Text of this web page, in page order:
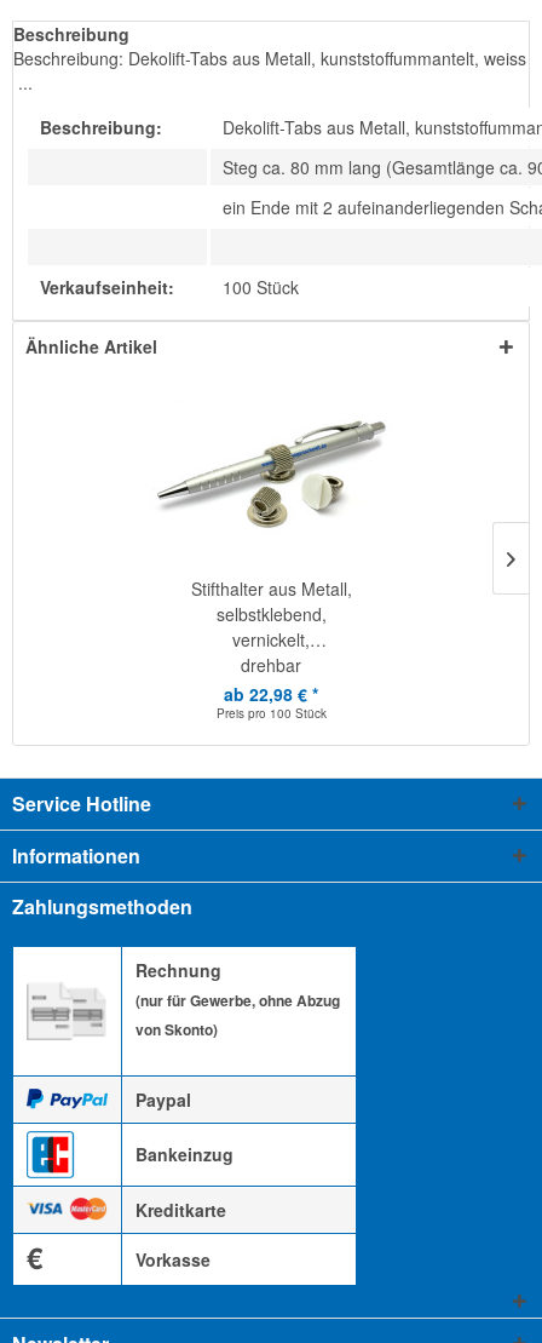
Beschreibung
Beschreibung: Dekolift-Tabs aus Metall, kunststoffummantelt, weiss
...
Beschreibung:
Dekolift-Tabs aus Metall,
Steg ca. 80 mm lang (Gesamtlänge ca.
ein Ende mit 2 aufeinanderliegenden
Verkaufseinheit: 100 Stück
Ähnliche Artikel
Stifthalter aus Metall,
selbstklebend,
vernickelt,
drehbar
ab 22,98 € *
Preis pro 100 Stück
Service Hotline
Informationen
Zahlungsmethoden
Rechnung
(nur für Gewerbe, ohne Abzug
von Skonto)
Paypal
Bankeinzug
Kreditkarte
€ Vorkasse